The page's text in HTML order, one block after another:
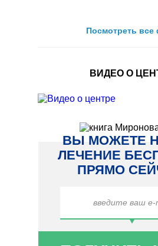
Посмотреть все
ВИДЕО О
ВЫ МОЖЕТЕ
ЛЕЧЕНИЕ
ПРЯМО